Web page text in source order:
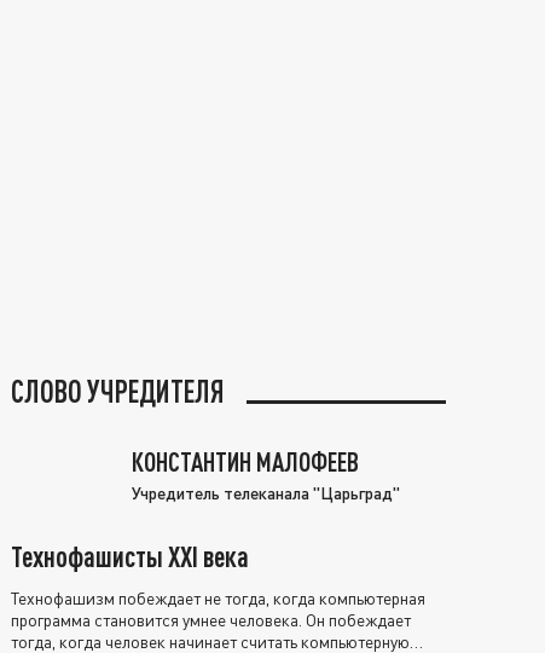
СЛОВО УЧРЕДИТЕЛЯ
КОНСТАНТИН МАЛОФЕЕВ
Учредитель телеканала "Царьград"
Технофашисты XXI века
Технофашизм побеждает не тогда, когда компьютерная
программа становится умнее человека. Он побеждает
тогда, когда человек начинает считать компьютерную